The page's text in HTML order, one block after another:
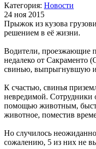
Категория: Новости
24 ноя 2015
Прыжок из кузова
решением в её жизни.
Водители, проезжающие
недалеко от
свинью, выпрыгнувшую
К счастью, свинья
невредимой. Сотрудники
помощью животным,
животное, поместив
Но случилось
сожалению, 5 из них не